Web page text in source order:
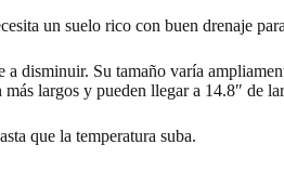
un suelo rico con buen drenaje
disminuir. Su tamaño varía
largos y pueden llegar a 14.8″ de
que la temperatura suba.